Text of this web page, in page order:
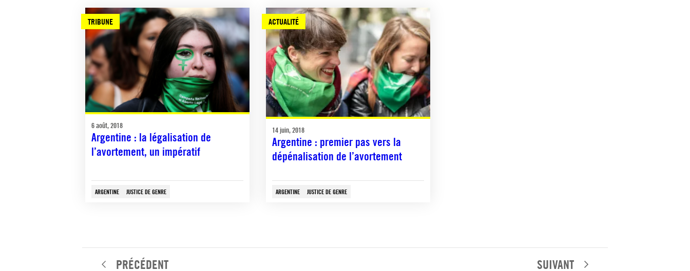
TRIBUNE
6 août, 2018
Argentine : la légalisation de
l’avortement, un impératif
ARGENTINE JUSTICE DE GENRE
ACTUALITÉ
14 juin, 2018
Argentine : premier pas vers la
dépénalisation de l’avortement
ARGENTINE JUSTICE DE GENRE
PRÉCÉDENT SUIVANT